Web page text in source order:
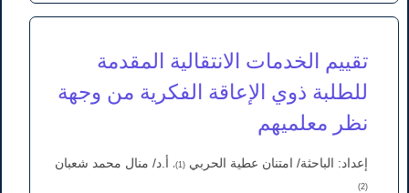
تقييم الخدمات الانتقالية المقدمة
للطلبة ذوي الإعاقة الفكرية من وجهة
نظر معلميهم
إعداد: الباحثة/ امتنان عطية الحربي (1)، أ.د/ منال محمد شعبان
(2)